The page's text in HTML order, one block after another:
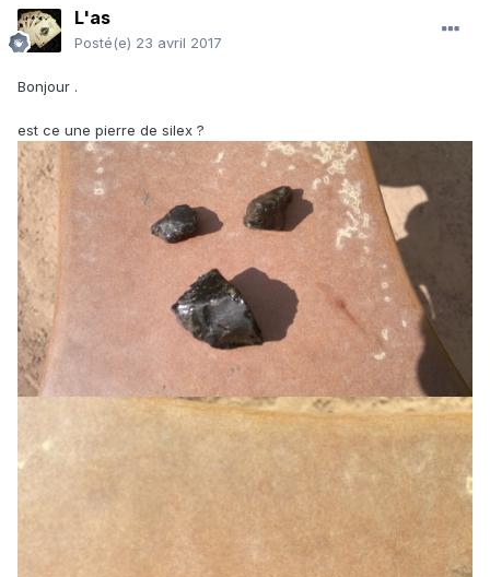
L'as
Posté(e) 23 avril 2017
Bonjour .
est ce une pierre de silex ?